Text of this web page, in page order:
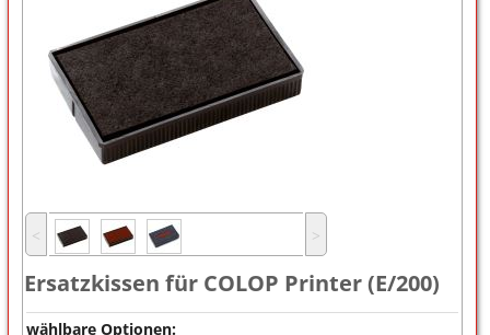
Stempelzubehör
˂ ˃
Ersatzkissen für COLOP Printer (E/200)
wählbare Optionen: